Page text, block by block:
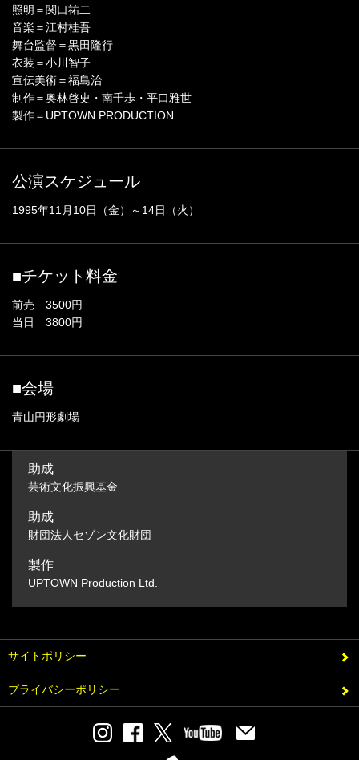
照明＝関口祐二
音楽＝江村桂吾
舞台監督＝黒田隆行
衣装＝小川智子
宣伝美術＝福島治
制作＝奥林啓史・南千歩・平口雅世
製作＝UPTOWN PRODUCTION
公演スケジュール
1995年11月10日（金）～14日（火）
■チケット料金
前売 3500円
当日 3800円
■会場
青山円形劇場
助成
芸術文化振興基金
助成
財団法人セゾン文化財団
製作
UPTOWN Production Ltd.
サイトポリシー
プライバシーポリシー